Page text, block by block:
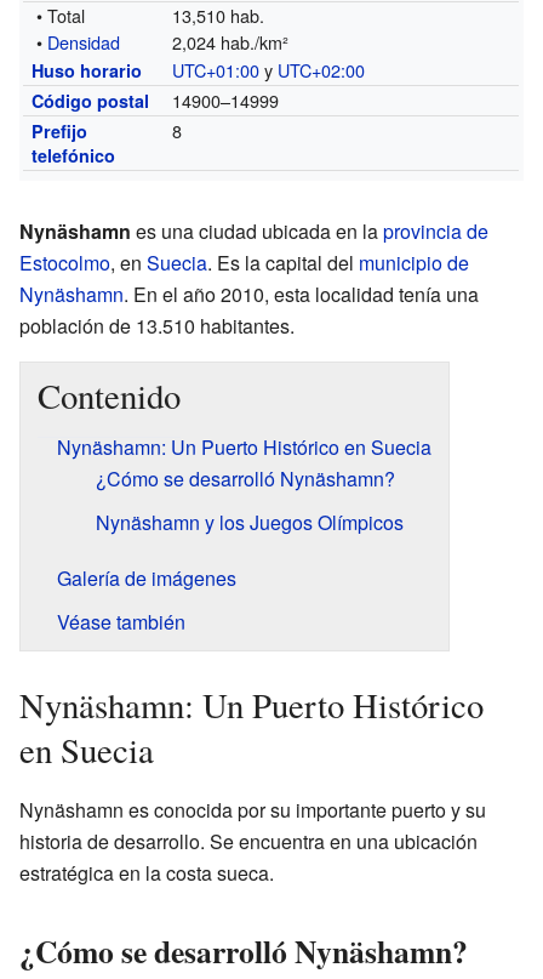
• Total
13,510 hab.
• Densidad 2,024 hab./km²
Huso horario UTC+01:00y UTC+02:00
Código postal 14900–14999
Prefijo
telefónico
8
Nynäshamn es una ciudad ubicada en laprovincia de
Estocolmo, en Suecia. Es la capital del municipio de
Nynäshamn. En el año 2010, esta localidad tenía una
población de 13.510 habitantes.
Contenido
Nynäshamn: Un Puerto Histórico en Suecia
¿Cómo se desarrolló Nynäshamn?
Nynäshamn y los Juegos Olímpicos
Galería de imágenes
Véase también
Nynäshamn: Un Puerto Histórico
en Suecia
Nynäshamn es conocida por su importante puerto y su
historia de desarrollo. Se encuentra en una ubicación
estratégica en la costa sueca.
¿Cómo se desarrolló Nynäshamn?